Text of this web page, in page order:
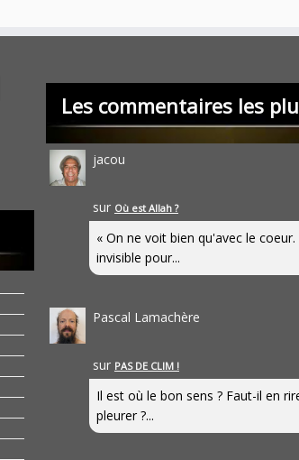
Les commentaires les
jacou
sur Où est Allah ?
« On ne voit bien qu'avec le
invisible pour...
Pascal Lamachère
sur PAS DE CLIM !
Il est où le bon sens ? Faut-il en
pleurer ?...